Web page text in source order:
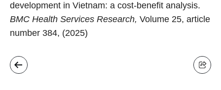
development in Vietnam: a cost-benefit analysis.
BMC Health Services Research, Volume 25, article
number 384, (2025)